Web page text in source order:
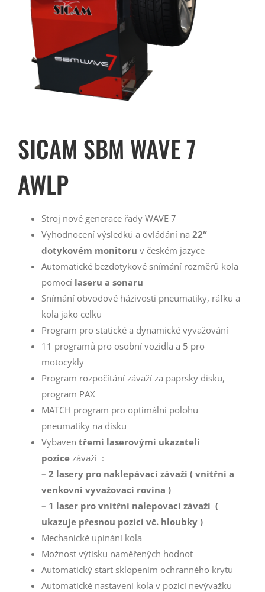
SICAM SBM WAVE 7
AWLP
Stroj nové generace řady WAVE 7
Vyhodnocení výsledků a ovládání na 22“
dotykovém monitoru v českém jazyce
Automatické bezdotykové snímání rozměrů kola
pomocí laseru a sonaru
Snímání obvodové házivosti pneumatiky, ráfku a
kola jako celku
Program pro statické a dynamické vyvažování
11 programů pro osobní vozidla a 5 pro
motocykly
Program rozpočítání závaží za paprsky disku,
program PAX
MATCH program pro optimální polohu
pneumatiky na disku
Vybaven třemi laserovými ukazateli
pozice závaží :
– 2 lasery pro naklepávací závaží ( vnitřní a
venkovní vyvažovací rovina )
– 1 laser pro vnitřní nalepovací závaží (
ukazuje přesnou pozici vč. hloubky )
Mechanické upínání kola
Možnost výtisku naměřených hodnot
Automatický start sklopením ochranného krytu
Automatické nastavení kola v pozici nevývažku